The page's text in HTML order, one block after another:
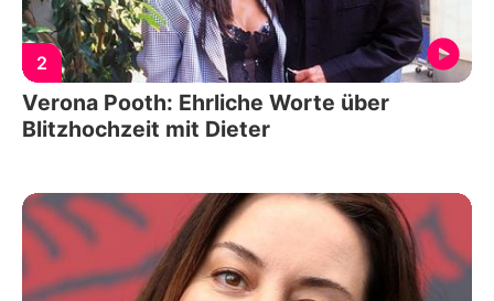
2
Verona Pooth: Ehrliche Worte über
Blitzhochzeit mit Dieter